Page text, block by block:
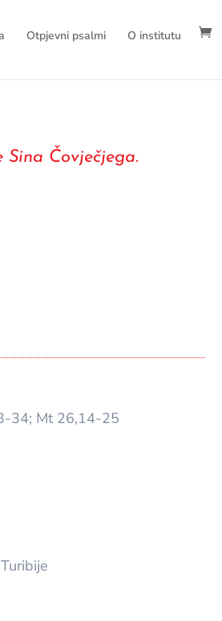
Otpjevni psalmi O institutu
Čovječjega.
34; Mt 26,14-25